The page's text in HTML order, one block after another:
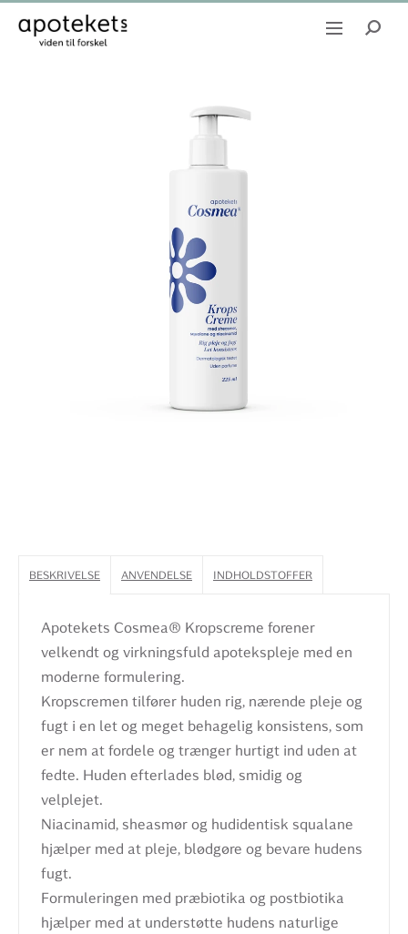
BESKRIVELSE ANVENDELSE INDHOLDSTOFFER
Apotekets Cosmea® Kropscreme forener
velkendt og virkningsfuld apotekspleje med en
moderne formulering.
Kropscremen tilfører huden rig, nærende pleje og
fugt i en let og meget behagelig konsistens, som
er nem at fordele og trænger hurtigt ind uden at
fedte. Huden efterlades blød, smidig og
velplejet.
Niacinamid, sheasmør og hudidentisk squalane
hjælper med at pleje, blødgøre og bevare hudens
fugt.
Formuleringen med præbiotika og postbiotika
hjælper med at understøtte hudens naturlige